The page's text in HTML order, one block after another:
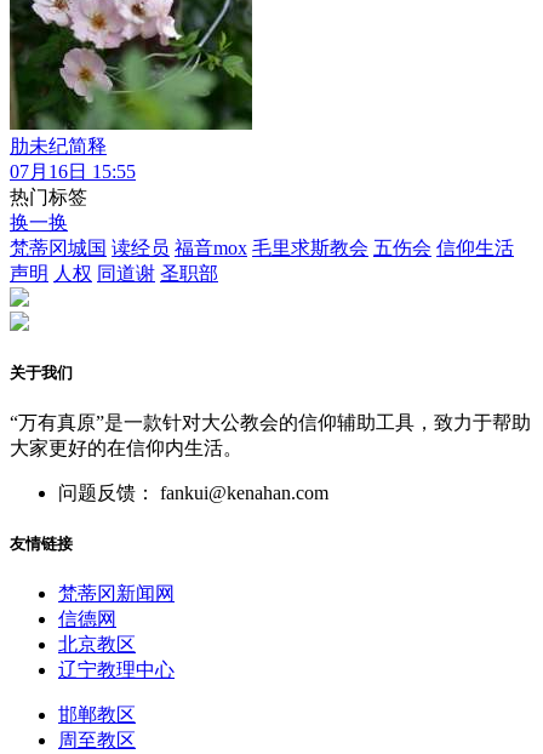
肋未纪简释
07月16日 15:55
热门标签
换一换
梵蒂冈城国 读经员 福音mox 毛里求斯教会 五伤会 信仰生活
声明 人权 同道谢 圣职部
关于我们
“万有真原”是一款针对大公教会的信仰辅助工具，致力于帮助
大家更好的在信仰内生活。
问题反馈： fankui@kenahan.com
友情链接
梵蒂冈新闻网
信德网
北京教区
辽宁教理中心
邯郸教区
周至教区